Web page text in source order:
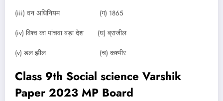
(iii) वन अधिनियम (ग) 1865
(iv) विश्व का पांचवा बड़ा देश (घ) ब्राजील
(v) डल झील (च) कश्मीर
Class 9th Social science Varshik
Paper 2023 MP Board